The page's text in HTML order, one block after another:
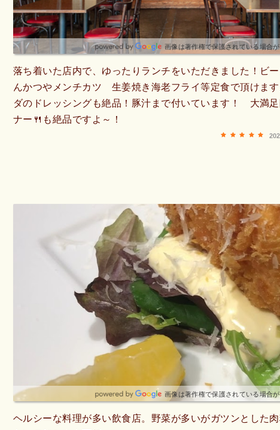
画像は著作権で保護されている場合が
落ち着いた店内で、ゆったりランチをいただきました！ビ
んかつやメンチカツ 生姜焼き海老フライ等定食で頂けま
ダのドレッシングも絶品！豚汁まで付いています！ 大満
ナー🍴も絶品ですよ～！
画像は著作権で保護されている場合が
ヘルシーな料理が多い飲食店。野菜が多いがガツンとした